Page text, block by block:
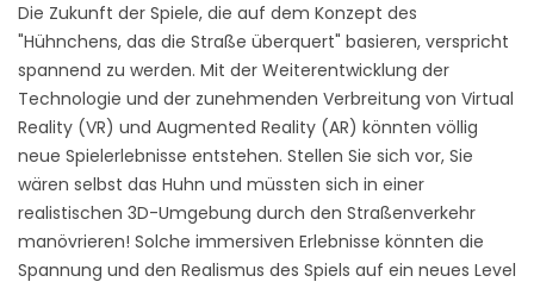
Die Zukunft der Spiele, die auf dem Konzept des
"Hühnchens, das die Straße überquert" basieren, verspricht
spannend zu werden. Mit der Weiterentwicklung der
Technologie und der zunehmenden Verbreitung von Virtual
Reality (VR) und Augmented Reality (AR) könnten völlig
neue Spielerlebnisse entstehen. Stellen Sie sich vor, Sie
wären selbst das Huhn und müssten sich in einer
realistischen 3D-Umgebung durch den Straßenverkehr
manövrieren! Solche immersiven Erlebnisse könnten die
Spannung und den Realismus des Spiels auf ein neues Level